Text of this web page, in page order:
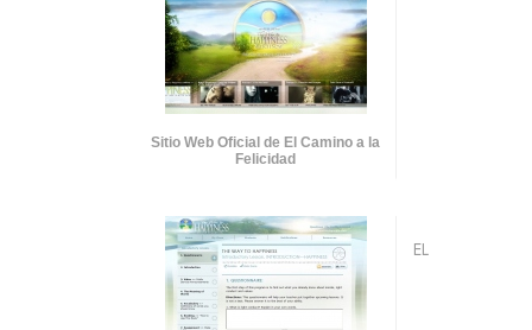
Sitio Web Oficial de El Camino a la
Felicidad
EL